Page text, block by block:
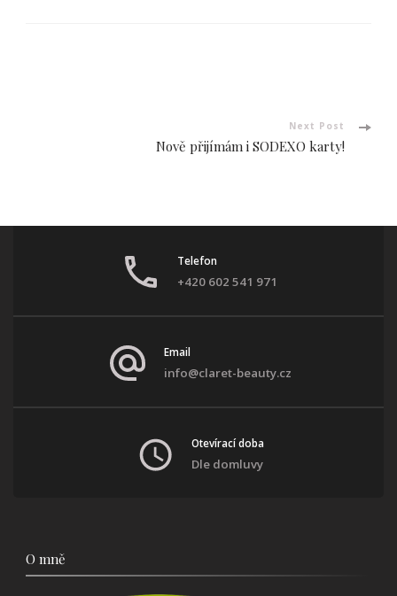
Navigation
Next Post
Nově přijímám i SODEXO karty!
Telefon
+420 602 541 971
Email
info@claret-beauty.cz
Otevírací doba
Dle domluvy
O mně